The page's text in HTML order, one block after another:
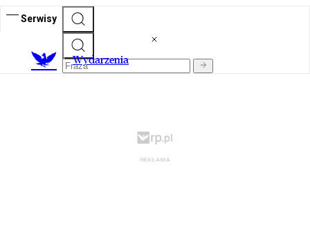
Serwisy
Wydarzenia